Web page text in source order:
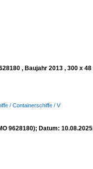
, Baujahr 2013 , 300 x
/ Containerschiffe / V
9628180); Datum: